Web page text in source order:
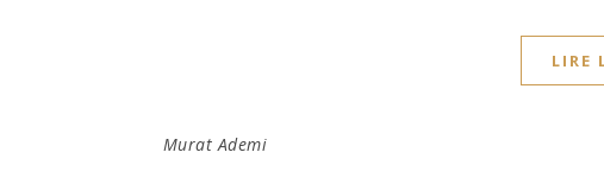
LIRE
Murat Ademi